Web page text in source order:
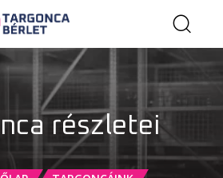
részletei